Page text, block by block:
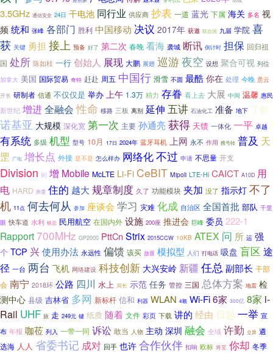
3.5GHz 通信安全 24日 干电池 同行业 供应商 抄表 一道 蓝光 下属 海关 多名 视
频 统和 张峰 各部门 胜利 中国移动 决议 2017年 获邀 联合国 九届 学院 喜
获 关键 勇担 接上 预备 好了 第二次 春晚 看海 袭城 断讯 倒计时 担保 回归祖
国 处所 陈如桂 一行 创始人 展现 大鹏 展翅 巡游夜空 设想 聚合可视 列位
加拿大 美国 国际贸易 奇特 赶赴 周五 中国行 滑雪 不圆 最酷 你在 处理 今晚 意云
开售 研制者 信通 不仅仅是 举办 上午 1.3万 精力 存眷 看上去 大展 中间 温馨 惠民
新世纪 增进全融会 性命 移路 三板 离别 延伸 五讲 石油化工 准备 地下 了解
诺基亚 大规模 深化宽 第一次 主要 孙通亮 获得 天馈 一体化 一平 卓越
有系统 多级 机型 型号 10月 17日 2024年 蓝牙耳机 上网 永不 作用 携号转 普及 天
罡 广电 增长点 外接 是不是 怎么样办 网络化不过 申请 不思量 开支
Division 则 增 Mobile McLTE Li-Fi CeBIT Mipoli LTE-Hi CAICT A10D 用
电 HARD 所需 住的 越大 规章制度 久了 功能模块 夹加 没了 指示灯 不了
机 11点 何去何从 参加 座谈会 学习 灾难 化成 自治区 全国首批 部队 千里
眼 快车道 水利 铁总 民用航空 在国内外 设施 200座 推进会 巨峰 委员 222-1
Rapport 700MHz GP2000 PttCn Strix 2015CCW 10KB ATEX 问 所 运 强
个 TCP 兴使用办法 永远性 偏馈 该买 放置 模拟型 人们 打电话 吸盘 盲区 途
径 一台 两台 飞机 网络建设 科技创新 大兴安岭 新疆 任总 副部长 干部
会 南宁 2018环 公路 四川 水上 局长 示范 任务 管控 三国 总体方案 地震 检
测中心 县级 吉林省 多网 新标杆 信和 利器 WLAN 4颗 Wi-Fi6家 300亿 8家 i-
Rail UHF 旅 走 249元 键 纸质 随着 文件 彩页 下载 讲的 经由 日起 一举 宣
布 年报 咖莅 列入 一带一同 诉讼 敢当 人物 主动 深圳 融会 全域 许勤 立异 遴
选海 人人 省委书记 成对 回手 也许 合作伙伴 扣响 欧标 将至 你却 冬季